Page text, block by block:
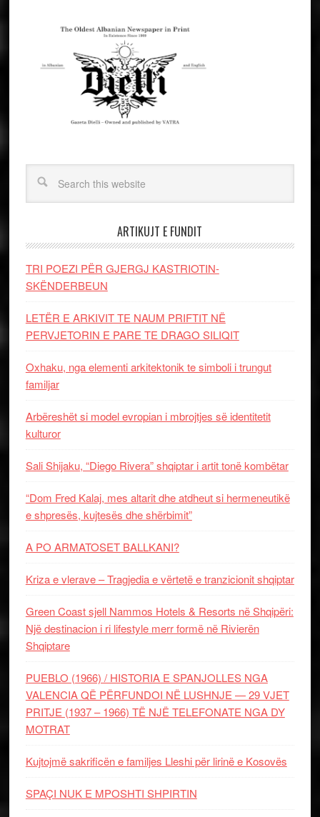
ARTIKUJT E FUNDIT
TRI POEZI PËR GJERGJ KASTRIOTIN-
SKËNDERBEUN
LETËR E ARKIVIT TE NAUM PRIFTIT NË
PERVJETORIN E PARE TE DRAGO SILIQIT
Oxhaku, nga elementi arkitektonik te simboli i trungut
familjar
Arbëreshët si model evropian i mbrojtjes së identitetit
kulturor
Sali Shijaku, “Diego Rivera” shqiptar i artit tonë kombëtar
“Dom Fred Kalaj, mes altarit dhe atdheut si hermeneutikë
e shpresës, kujtesës dhe shërbimit”
A PO ARMATOSET BALLKANI?
Kriza e vlerave – Tragjedia e vërtetë e tranzicionit shqiptar
Green Coast sjell Nammos Hotels & Resorts në Shqipëri:
Një destinacion i ri lifestyle merr formë në Rivierën
Shqiptare
PUEBLO (1966) / HISTORIA E SPANJOLLES NGA
VALENCIA QË PËRFUNDOI NË LUSHNJE — 29 VJET
PRITJE (1937 – 1966) TË NJË TELEFONATE NGA DY
MOTRAT
Kujtojmë sakrificën e familjes Lleshi për lirinë e Kosovës
SPAÇI NUK E MPOSHTI SHPIRTIN